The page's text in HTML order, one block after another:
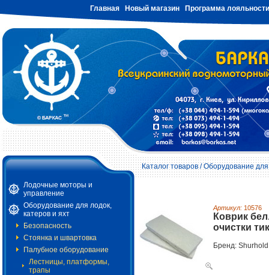
Главная Новый магазин Программа лояльности
Каталог товаров/Оборудование для
Лодочные моторы и
управление
Оборудование для лодок,
катеров и яхт
Безопасность
Стоянка и швартовка
Палубное оборудование
Лестницы, платформы,
трапы
Артикул: 10576
Коврик
очистки
Бренд: Shurhold